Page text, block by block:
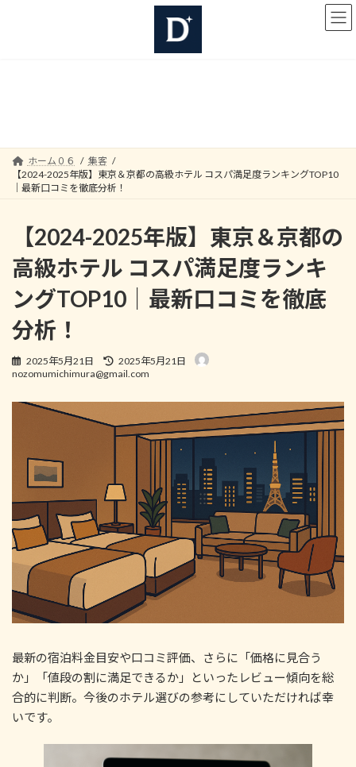
プ
動
ホーム０６
集客
【2024-2025年版】東京＆京都の高級ホテル コスパ満足度ランキングTOP10
｜最新口コミを徹底分析！
【2024-2025年版】東京＆京都の
高級ホテル コスパ満足度ランキ
ングTOP10｜最新口コミを徹底
分析！
2025年5月21日
最
終
新
時
2025年5月21日
nozomumichimura@gmail.com
最新の宿泊料金目安や口コミ評価、さらに「価格に見合う
か」「値段の割に満足できるか」といったレビュー傾向を総
合的に判断。今後のホテル選びの参考にしていただければ幸
いです。